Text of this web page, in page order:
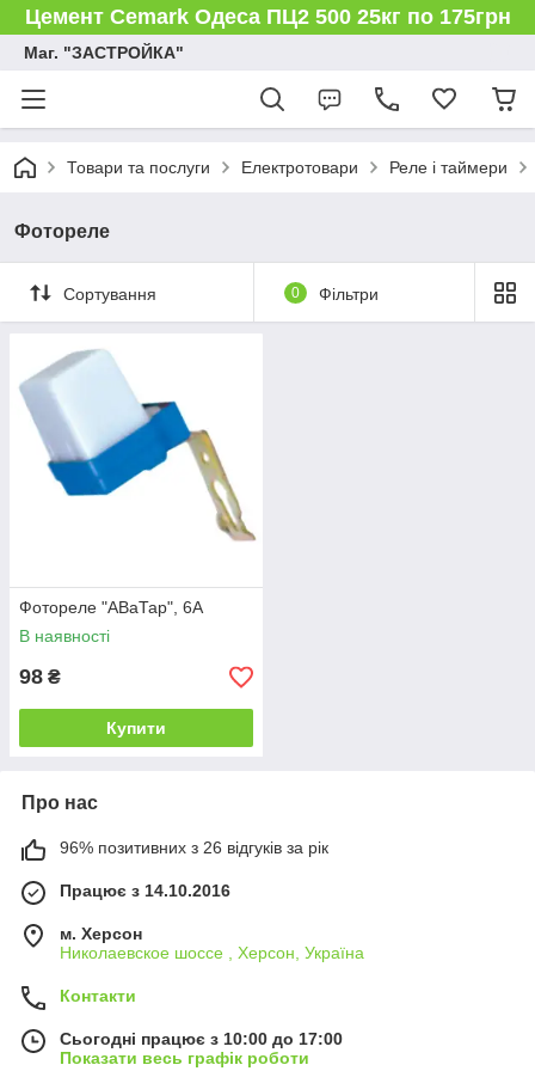
Цемент Cemark Одеса ПЦ2 500 25кг по 175грн
Маг. "ЗАСТРОЙКА"
Товари та послуги Електротовари Реле і таймери
Фотореле
Сортування 0 Фільтри
Фотореле "АВаТар", 6А
В наявності
98 ₴
Купити
Про нас
96% позитивних з 26 відгуків за рік
Працює з 14.10.2016
м. Херсон
Николаевское шоссе , Херсон, Україна
Контакти
Сьогодні працює з 10:00 до 17:00
Показати весь графік роботи